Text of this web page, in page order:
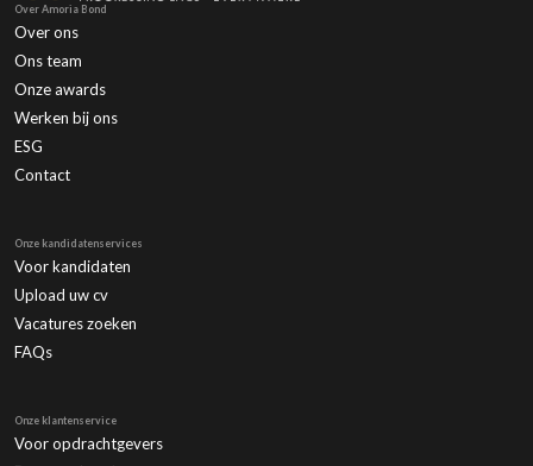
Over Amoria Bond
Over ons
Ons team
Onze awards
Werken bij ons
ESG
Contact
Onze kandidatenservices
Voor kandidaten
Upload uw cv
Vacatures zoeken
FAQs
Onze klantenservice
Voor opdrachtgevers